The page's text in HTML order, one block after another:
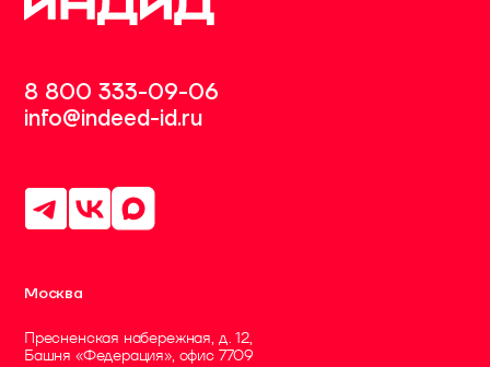
8 800 333-09-06
info@indeed-id.ru
Москва
Пресненская набережная, д. 12,
Башня «Федерация», офис 7709